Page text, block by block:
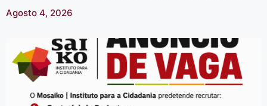
Agosto 4, 2026